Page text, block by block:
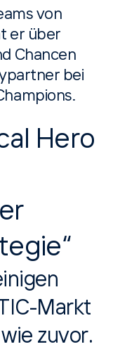
von
er über
Chancen
bei
Hero
Markt
zuvor.